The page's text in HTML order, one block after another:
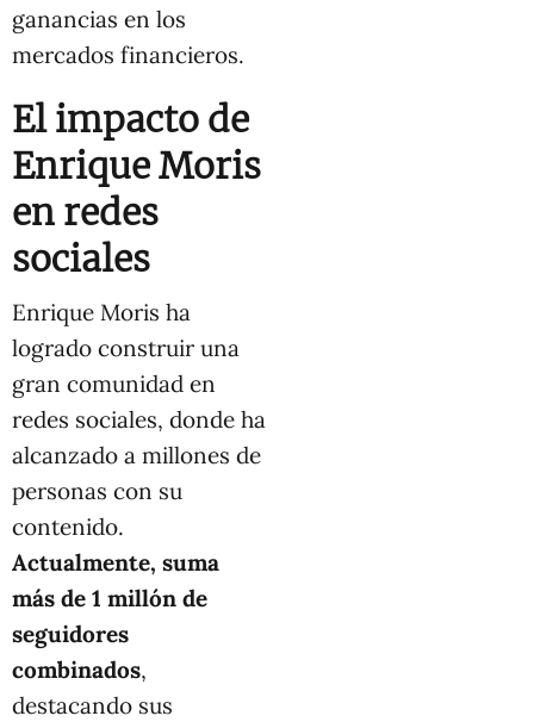
ganancias en los
mercados financieros.
El impacto de
Enrique Moris
en redes
sociales
Enrique Moris ha
logrado construir una
gran comunidad en
redes sociales, donde ha
alcanzado a millones de
personas con su
contenido.
Actualmente, suma
más de 1 millón de
seguidores
combinados,
destacando sus